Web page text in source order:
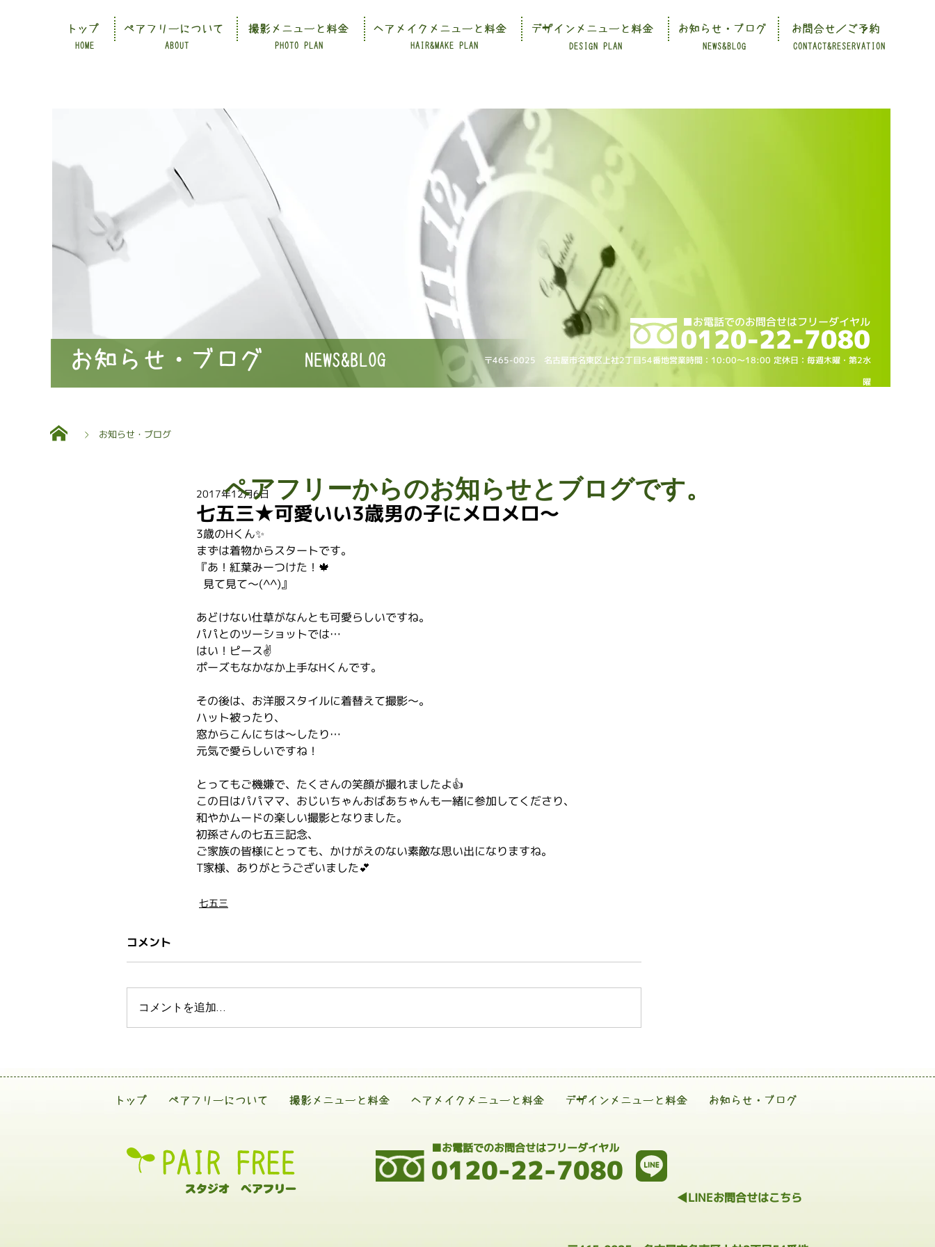
CONTACT&RESERVATION
HOME ABOUT PHOTO PLAN HAIR&MAKE PLAN DESIGN PLAN NEWS&BLOG
トップ ペアフリーについて 撮影メニューと料金 ヘアメイクメニューと料金 デザインメニューと料金 お知らせ・ブログ お問合せ／ご予約
〒465-0025 名古屋市名東区上社2丁目54番地営業時間：10:00～18:00 定休日：毎週木曜・第2水
曜
NEWS&BLOG
お知らせ・ブログ
お知らせ・ブログ
七五三★可愛いい3歳男の子にメロメロ〜
2017年12月6日
3歳のHくん✨
まずは着物からスタートです。
『あ！紅葉みーつけた！🍁
  見て見て〜(^^)』
あどけない仕草がなんとも可愛らしいですね。
パパとのツーショットでは…
はい！ピース✌️
ポーズもなかなか上手なHくんです。
その後は、お洋服スタイルに着替えて撮影〜。
ハット被ったり、
窓からこんにちは〜したり…
元気で愛らしいですね！
とってもご機嫌で、たくさんの笑顔が撮れましたよ👍
この日はパパママ、おじいちゃんおばあちゃんも一緒に参加してくださり、
和やかムードの楽しい撮影となりました。
初孫さんの七五三記念、
ご家族の皆様にとっても、かけがえのない素敵な思い出になりますね。
T家様、ありがとうございました💕
七五三
コメント
コメントを追加…
ペアフリーからのお知らせとブログです。
トップ ペアフリーについて 撮影メニューと料金 ヘアメイクメニューと料金 デザインメニューと料金 お知らせ・ブログ
0120-22-7080
■お電話でのお問合せはフリーダイヤル
◀LINEお問合せはこちら